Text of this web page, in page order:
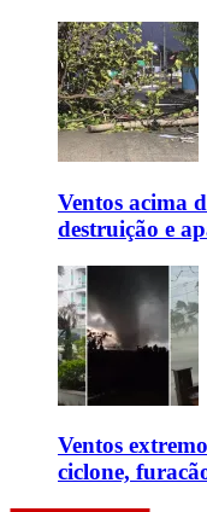
Ventos acima
destruição e
Ventos
ciclone,